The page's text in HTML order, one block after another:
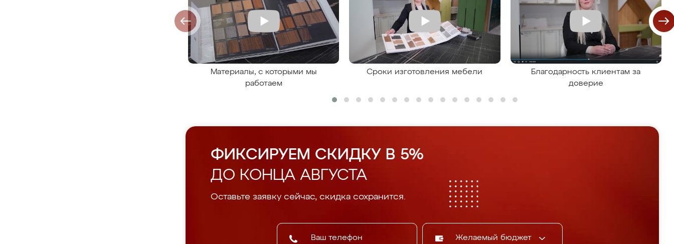
Материалы, с которыми мы
работаем
Сроки изготовления мебели
Благодарность клиентам за
доверие
ФИКСИРУЕМ СКИДКУ В 5%
ДО КОНЦА АВГУСТА
Оставьте заявку сейчас, скидка сохранится.
Желаемый бюджет